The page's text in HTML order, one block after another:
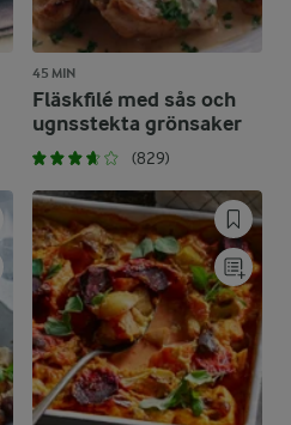
45 MIN
Fläskfilé med sås och
ugnsstekta grönsaker
(829)